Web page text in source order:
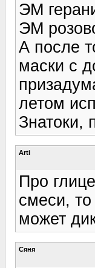
ЭМ
ЭМ
А после
маски с
летом
Знатоки,
Arti
Про
смеси,
может
Сяня